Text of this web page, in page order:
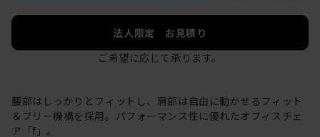
法人限定 お見積り
ご希望に応じて承ります。
腰部はしっかりとフィットし、肩部は自由に動かせるフィット
＆フリー機構を採用。パフォーマンス性に優れたオフィスチェ
ア「f」。